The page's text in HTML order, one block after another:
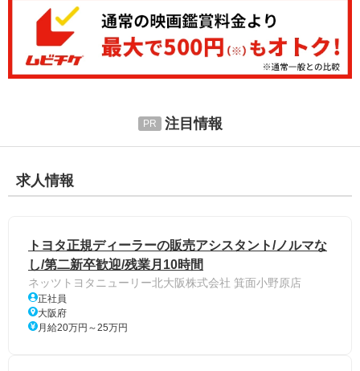
注目情報
求人情報
トヨタ正規ディーラーの販売アシスタント/ノルマな
し/第二新卒歓迎/残業月10時間
ネッツトヨタニューリー北大阪株式会社 箕面小野原店
正社員
大阪府
月給20万円～25万円